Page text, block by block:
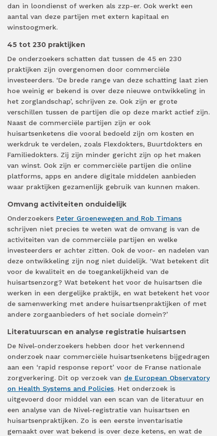
dan in loondienst of werken als zzp-er. Ook werkt een
aantal van deze partijen met extern kapitaal en
winstoogmerk.
45 tot 230 praktijken
De onderzoekers schatten dat tussen de 45 en 230
praktijken zijn overgenomen door commerciële
investeerders. ‘De brede range van deze schatting laat zien
hoe weinig er bekend is over deze nieuwe ontwikkeling in
het zorglandschap’, schrijven ze. Ook zijn er grote
verschillen tussen de partijen die op deze markt actief zijn.
Naast de commerciële partijen zijn er ook
huisartsenketens die vooral bedoeld zijn om kosten en
werkdruk te verdelen, zoals Flexdokters, Buurtdokters en
Familiedokters. Zij zijn minder gericht zijn op het maken
van winst. Ook zijn er commerciële partijen die online
platforms, apps en andere digitale middelen aanbieden
waar praktijken gezamenlijk gebruik van kunnen maken.
Omvang activiteiten onduidelijk
Onderzoekers Peter Groenewegen and Rob Timans
schrijven niet precies te weten wat de omvang is van de
activiteiten van de commerciële partijen en welke
investeerders er achter zitten. Ook de voor- en nadelen van
deze ontwikkeling zijn nog niet duidelijk. ‘Wat betekent dit
voor de kwaliteit en de toegankelijkheid van de
huisartsenzorg? Wat betekent het voor de huisartsen die
werken in een dergelijke praktijk, en wat betekent het voor
de samenwerking met andere huisartsenpraktijken of met
andere zorgaanbieders of het sociale domein?’
Literatuurscan en analyse registratie huisartsen
De Nivel-onderzoekers hebben door het verkennend
onderzoek naar commerciële huisartsenketens bijgedragen
aan een ‘rapid response report’ voor de Franse nationale
zorgverkering. Dit op verzoek van de European Observatory
on Health Systems and Policies. Het onderzoek is
uitgevoerd door middel van een scan van de literatuur en
een analyse van de Nivel-registratie van huisartsen en
huisartsenpraktijken. Zo is een eerste inventarisatie
gemaakt over wat bekend is over deze ketens, en wat de